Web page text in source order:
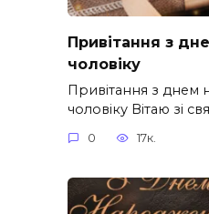
Привітання з
чоловіку
Привітання з днем
чоловіку Вітаю зі
0 17к.